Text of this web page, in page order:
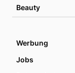
Beauty
Werbung
Jobs